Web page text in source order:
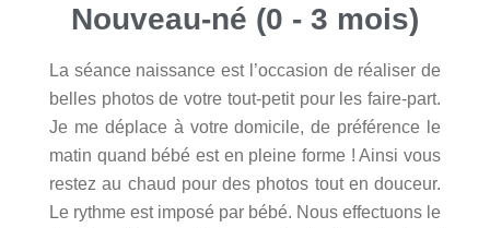
Nouveau-né (0 - 3 mois)
La séance naissance est l’occasion de réaliser de
belles photos de votre tout-petit pour les faire-part.
Je me déplace à votre domicile, de préférence le
matin quand bébé est en pleine forme ! Ainsi vous
restez au chaud pour des photos tout en douceur.
Le rythme est imposé par bébé. Nous effectuons le